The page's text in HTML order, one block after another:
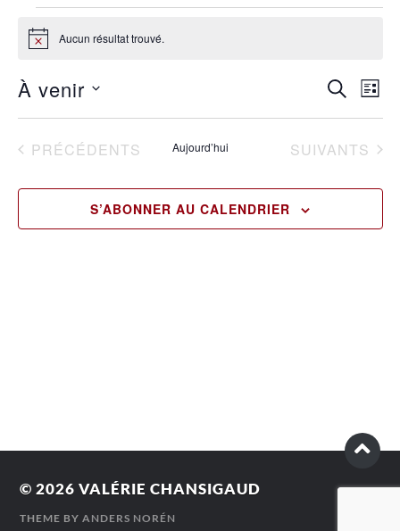
Notice Aucun résultat trouvé.
et
de
de
LISTE
À venir
une
ÉVÈNEMENTS
PRÉCÉDENTS Aujourd’hui ÉVÈNEMENTS
SUIVANTS
S’ABONNER AU CALENDRIER
© 2026VALÉRIE CHANSIGAUD
THEME BYANDERS NORÉN